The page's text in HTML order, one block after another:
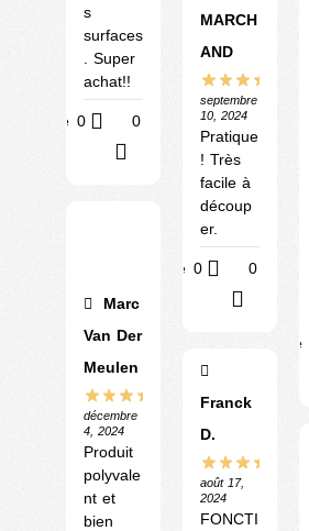
s
surfaces
. Super
achat!!
Utile 0 0
Marc
Van Der
Meulen
décembre
4, 2024
Produit
polyvale
nt et
bien
MARCH
AND
septembre
10, 2024
Pratique
! Très
facile à
découp
er.
Utile 0 0
Franck
D.
août 17,
2024
FONCTI
Utile